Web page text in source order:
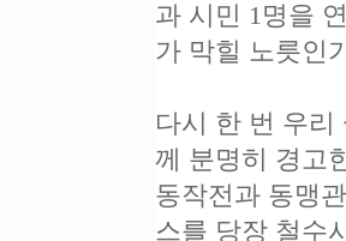
과 시민 1명을
가 막힐 노릇인
다시 한 번 우
께 분명히 경고
동작전과 동맹
스를 당장 철수